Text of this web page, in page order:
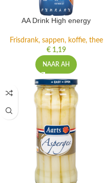
AA Drink High energy
Frisdrank, sappen, koffie, thee
€1,19
NAAR AH